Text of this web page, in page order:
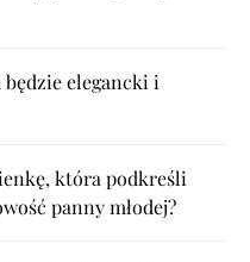
elegancki i
która podkreśli
panny młodej?